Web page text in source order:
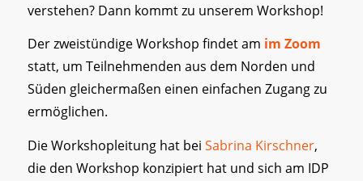
verstehen? Dann kommt zu unserem Workshop!
Der zweistündige Workshop findet am im Zoom
statt, um Teilnehmenden aus dem Norden und
Süden gleichermaßen einen einfachen Zugang zu
ermöglichen.
Die Workshopleitung hat bei Sabrina Kirschner,
die den Workshop konzipiert hat und sich am IDP